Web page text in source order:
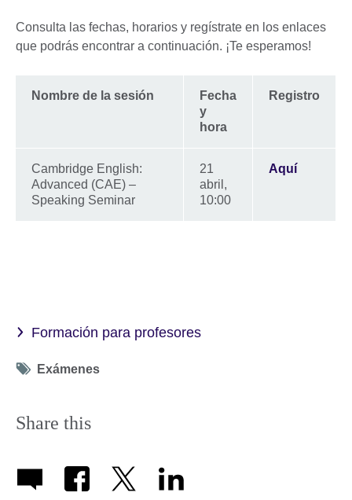
Consulta las fechas, horarios y regístrate en los enlaces
que podrás encontrar a continuación. ¡Te esperamos!
Nombre de la sesión
Fecha
y
hora
Registro
Cambridge English:
Advanced (CAE) –
Speaking Seminar
21
abril,
10:00
Aquí
Formación para profesores
Tag
Exámenes
Share this